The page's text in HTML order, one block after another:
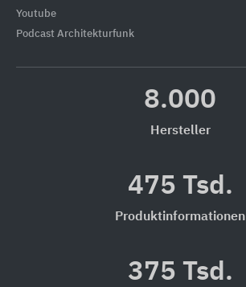
Youtube
Podcast Architekturfunk
8.000
Hersteller
475 Tsd.
Produktinformationen
375 Tsd.